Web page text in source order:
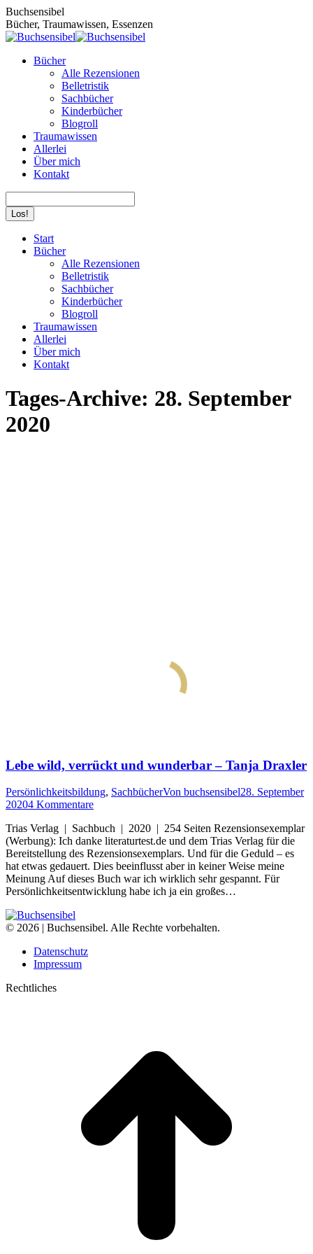
Zum
Inhalt
springen
Buchsensibel
Bücher, Traumawissen, Essenzen
Bücher
Alle Rezensionen
Belletristik
Sachbücher
Kinderbücher
Blogroll
Traumawissen
Allerlei
Über mich
Kontakt
page
opens
page
opens
Start
Bücher
Alle Rezensionen
Belletristik
Sachbücher
Kinderbücher
Blogroll
Traumawissen
Allerlei
Über mich
Kontakt
Tages-Archive: 28. September
2020
Lebe wild, verrückt und wunderbar – Tanja Draxler
Persönlichkeitsbildung, SachbücherVon buchsensibel28. September
20204 Kommentare
Trias Verlag | Sachbuch | 2020 | 254 Seiten Rezensionsexemplar
(Werbung): Ich danke literaturtest.de und dem Trias Verlag für die
Bereitstellung des Rezensionsexemplars. Und für die Geduld – es
hat etwas gedauert. Dies beeinflusst aber in keiner Weise meine
Meinung Auf dieses Buch war ich wirklich sehr gespannt. Für
Persönlichkeitsentwicklung habe ich ja ein großes…
© 2026 | Buchsensibel. Alle Rechte vorbehalten.
Datenschutz
Impressum
Rechtliches